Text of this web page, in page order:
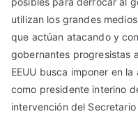
utilizan los grandes
que actúan atacando y
gobernantes progresistas
EEUU busca imponer en
como presidente interino
intervención del Secretario